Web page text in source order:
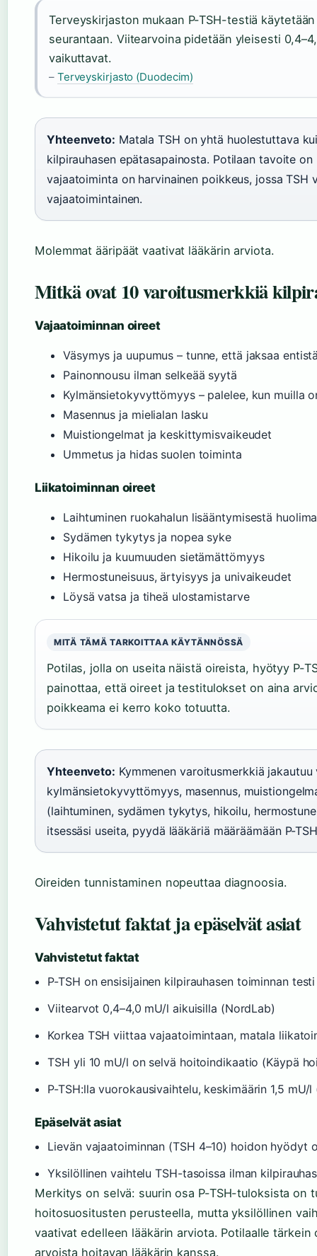
Terveyskirjaston mukaan P-TSH-testiä
seurantaan. Viitearvoina pidetään yleisesti
vaikuttavat.
– Terveyskirjasto (Duodecim)
Yhteenveto: Matala TSH on yhtä huolestuttava
kilpirauhasen epätasapainosta. Potilaan tavoite
vajaatoiminta on harvinainen poikkeus, jossa
vajaatoimintainen.
Molemmat ääripäät vaativat lääkärin arviota.
Mitkä ovat 10 varoitusmerkkiä
Vajaatoiminnan oireet
Väsymys ja uupumus – tunne, että jaksaa
Painonnousu ilman selkeää syytä
Kylmänsietokyvyttömyys – palelee, kun muilla
Masennus ja mielialan lasku
Muistiongelmat ja keskittymisvaikeudet
Ummetus ja hidas suolen toiminta
Liikatoiminnan oireet
Laihtuminen ruokahalun lisääntymisestä
Sydämen tykytys ja nopea syke
Hikoilu ja kuumuuden sietämättömyys
Hermostuneisuus, ärtyisyys ja univaikeudet
Löysä vatsa ja tiheä ulostamistarve
MITÄ TÄMÄ TARKOITTAA KÄYTÄNNÖSSÄ
Potilas, jolla on useita näistä oireista, hyötyy P-
painottaa, että oireet ja testitulokset on aina
poikkeama ei kerro koko totuutta.
Yhteenveto: Kymmenen varoitusmerkkiä
kylmänsietokyvyttömyys, masennus,
(laihtuminen, sydämen tykytys, hikoilu,
itsessäsi useita, pyydä lääkäriä määräämään P-
Oireiden tunnistaminen nopeuttaa diagnoosia.
Vahvistetut faktat ja epäselvät asiat
Vahvistetut faktat
P-TSH on ensisijainen kilpirauhasen toiminnan
Viitearvot 0,4–4,0 mU/l aikuisilla (NordLab)
Korkea TSH viittaa vajaatoimintaan, matala
TSH yli 10 mU/l on selvä hoitoindikaatio (Käypä
P-TSH:lla vuorokausivaihtelu, keskimäärin 1,5 mU/
Epäselvät asiat
Lievän vajaatoiminnan (TSH 4–10) hoidon hyödyt
Yksilöllinen vaihtelu TSH-tasoissa ilman
Merkitys on selvä: suurin osa P-TSH-tuloksista on
hoitosuositusten perusteella, mutta yksilöllinen
vaativat edelleen lääkärin arviota. Potilaalle
arvoista hoitavan lääkärin kanssa.